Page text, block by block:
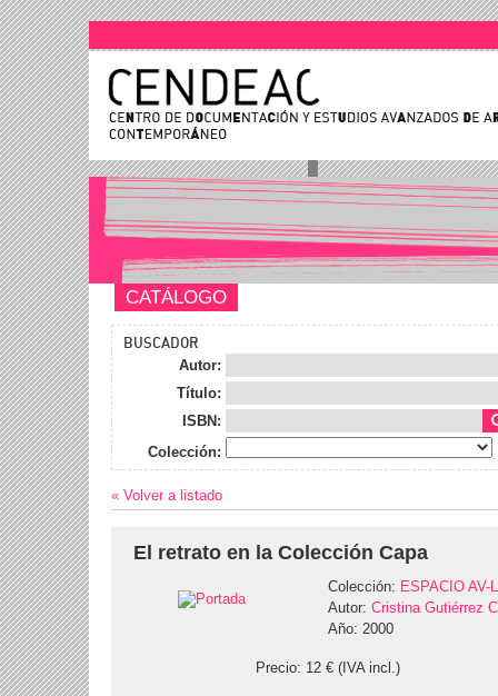
CATÁLOGO
BUSCADOR
Autor:
Título:
ISBN:
Colección:
« Volver a listado
El retrato en la Colección Capa
Colección: ESPACIO AV-
Autor: Cristina Gutiérrez
Año: 2000
Precio: 12 € (IVA incl.)